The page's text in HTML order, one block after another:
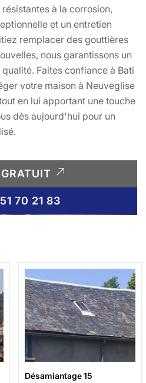
à la corrosion,
et un entretien
remplacer des gouttières
nous garantissons un
Faites confiance à Bati
votre maison à Neuveglise
en lui apportant une touche
dès aujourd'hui pour un
70 21 83
Désamiantage 15